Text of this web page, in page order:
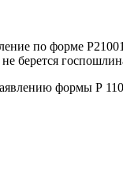
по форме
берется
формы Р